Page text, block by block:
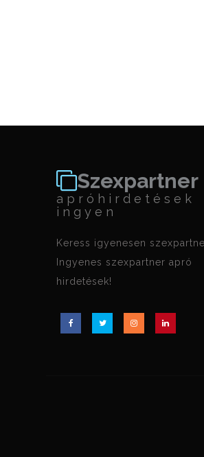
Szexpartner
apróhirdetések
ingyen
Keress igyenesen
Ingyenes szexpartner apró
hirdetések!